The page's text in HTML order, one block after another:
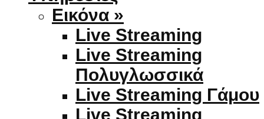
Εικόνα »
Live Streaming
Live Streaming
Πολυγλωσσικά
Live Streaming Γάμου
Live Streaming